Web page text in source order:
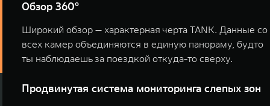
Обзор 360°
Широкий обзор — характерная черта TANK. Данные со
всех камер объединяются в единую панораму, будто
ты наблюдаешь за поездкой откуда-то сверху.
Продвинутая система мониторинга слепых зон